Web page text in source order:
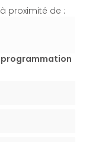
proximité de :